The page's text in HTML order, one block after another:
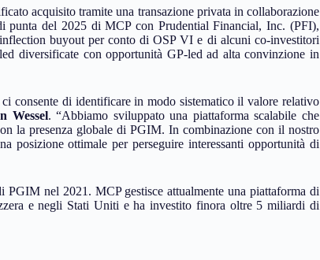
acquisito tramite una transazione privata in collaborazione
punta del 2025 di MCP con Prudential Financial, Inc. (PFI),
buyout per conto di OSP VI e di alcuni co-investitori
diversificate con opportunità GP-led ad alta convinzione in
consente di identificare in modo sistematico il valore relativo
Wessel. “Abbiamo sviluppato una piattaforma scalabile che
la presenza globale di PGIM. In combinazione con il nostro
posizione ottimale per perseguire interessanti opportunità di
nel 2021. MCP gestisce attualmente una piattaforma di
e negli Stati Uniti e ha investito finora oltre 5 miliardi di